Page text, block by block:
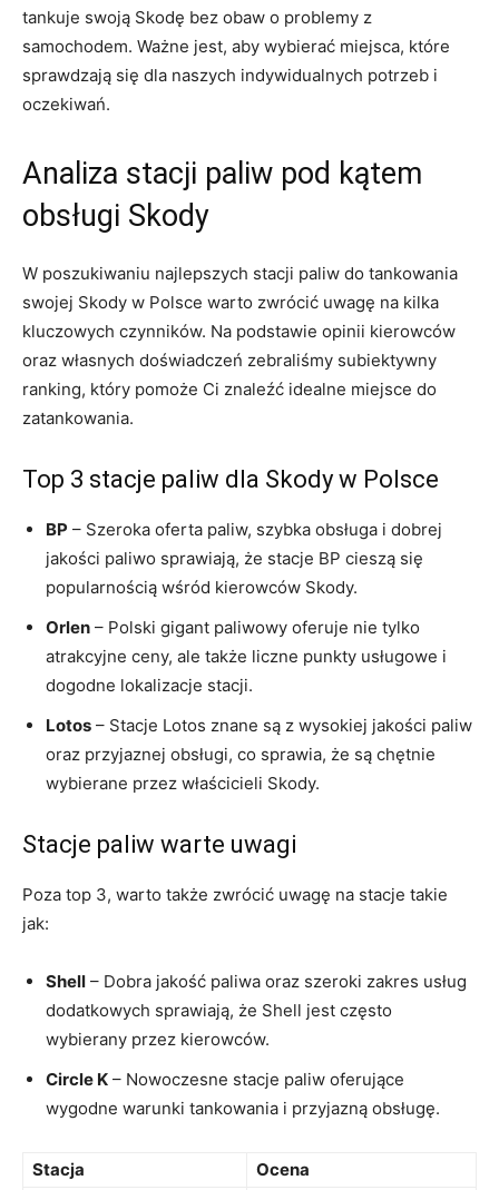
tankuje swoją Skodę bez obaw o problemy z
samochodem. Ważne jest, aby wybierać miejsca, które
sprawdzają się dla naszych indywidualnych potrzeb i
oczekiwań.
Analiza stacji paliw pod kątem
obsługi Skody
W poszukiwaniu najlepszych stacji paliw do tankowania
swojej Skody w Polsce warto zwrócić uwagę na kilka
kluczowych czynników. Na podstawie opinii kierowców
oraz własnych doświadczeń zebraliśmy subiektywny
ranking, który pomoże Ci znaleźć idealne miejsce do
zatankowania.
Top 3 stacje paliw dla Skody w Polsce
BP – Szeroka oferta paliw, szybka obsługa i dobrej
jakości paliwo sprawiają, że stacje BP cieszą się
popularnością wśród kierowców Skody.
Orlen – Polski gigant paliwowy oferuje nie tylko
atrakcyjne ceny, ale także liczne punkty usługowe i
dogodne lokalizacje stacji.
Lotos – Stacje Lotos znane są z wysokiej jakości paliw
oraz przyjaznej obsługi, co sprawia, że są chętnie
wybierane przez właścicieli Skody.
Stacje paliw warte uwagi
Poza top 3, warto także zwrócić uwagę na stacje takie
jak:
Shell – Dobra jakość paliwa oraz szeroki zakres usług
dodatkowych sprawiają, że Shell jest często
wybierany przez kierowców.
Circle K – Nowoczesne stacje paliw oferujące
wygodne warunki tankowania i przyjazną obsługę.
Stacja
Ocena